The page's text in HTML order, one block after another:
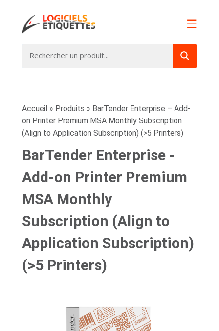
☰
Accueil » Produits » BarTender Enterprise – Add-
on Printer Premium MSA Monthly Subscription
(Align to Application Subscription) (>5 Printers)
BarTender Enterprise -
Add-on Printer Premium
MSA Monthly
Subscription (Align to
Application Subscription)
(>5 Printers)